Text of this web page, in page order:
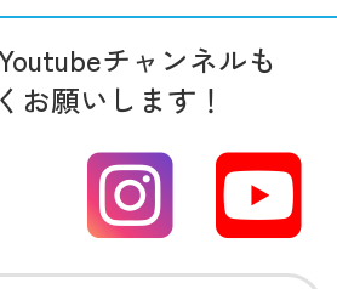
チャンネルも
お願いします！